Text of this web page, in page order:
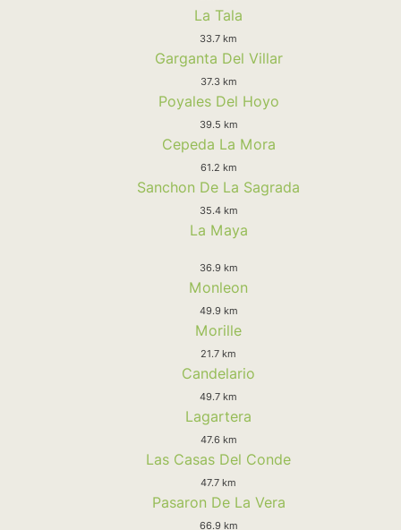
La Tala
33.7 km
Garganta Del Villar
37.3 km
Poyales Del Hoyo
39.5 km
Cepeda La Mora
61.2 km
Sanchon De La Sagrada
35.4 km
La Maya
36.9 km
Monleon
49.9 km
Morille
21.7 km
Candelario
49.7 km
Lagartera
47.6 km
Las Casas Del Conde
47.7 km
Pasaron De La Vera
66.9 km